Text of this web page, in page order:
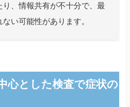
り、情報共有が不十分で、最
い可能性があります。
心とした検査で症状の